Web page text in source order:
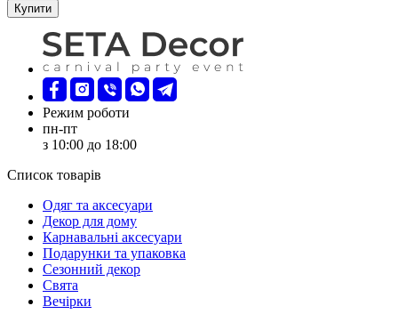
Купити
Режим роботи
пн-пт
з 10:00 до 18:00
Список товарів
Oдяг та аксесуари
Декор для дому
Карнавальні аксесуари
Подарунки та упаковка
Сезонний декор
Свята
Вечірки